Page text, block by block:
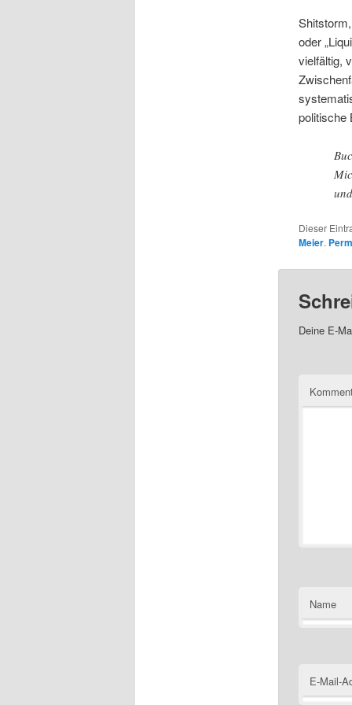
oder
vielfältig,
politische
Dieser
Meier.
Deine E-
Name
E-Mail-